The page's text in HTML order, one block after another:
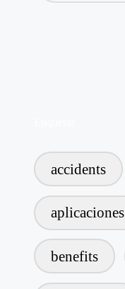
accidents
aplicaciones
benefits